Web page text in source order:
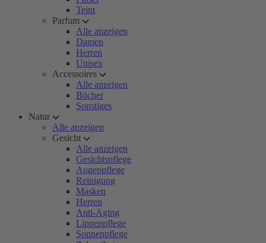
Teint
Parfum
Alle anzeigen
Damen
Herren
Unisex
Accessoires
Alle anzeigen
Bücher
Sonstiges
Natur
Alle anzeigen
Gesicht
Alle anzeigen
Gesichtspflege
Augenpflege
Reinigung
Masken
Herren
Anti-Aging
Lippenpflege
Sonnenpflege